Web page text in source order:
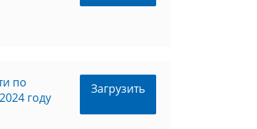
по
году
Загрузить